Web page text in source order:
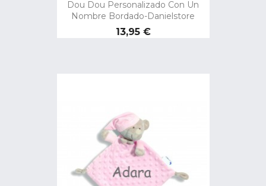
Dou Dou Personalizado Con Un
Nombre Bordado-Danielstore
Precio
13,95 €